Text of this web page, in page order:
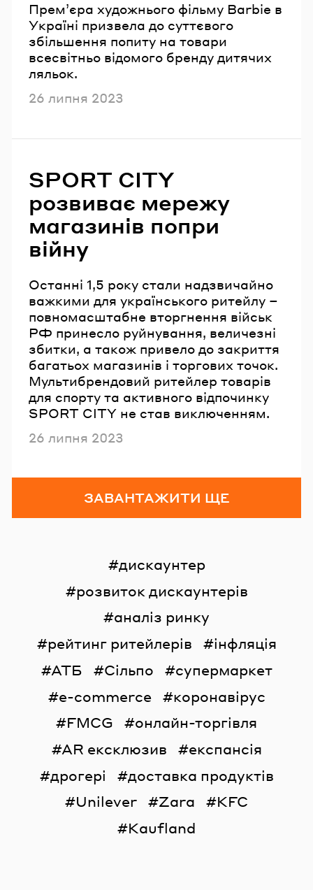
Прем’єра художнього фільму Barbie в
Україні призвела до суттєвого
збільшення попиту на товари
всесвітньо відомого бренду дитячих
ляльок.
Опубліковано
26 липня 2023
SPORT CITY
розвиває мережу
магазинів попри
війну
Останні 1,5 року стали надзвичайно
важкими для українського ритейлу –
повномасштабне вторгнення військ
РФ принесло руйнування, величезні
збитки, а також привело до закриття
багатьох магазинів і торгових точок.
Мультибрендовий ритейлер товарів
для спорту та активного відпочинку
SPORT CITY не став виключенням.
Опубліковано
26 липня 2023
ЗАВАНТАЖИТИ ЩЕ
дискаунтер
розвиток дискаунтерів
аналіз ринку
рейтинг ритейлерів
інфляція
АТБ
Сільпо
супермаркет
e-commerce
коронавірус
FMCG
онлайн-торгівля
AR ексклюзив
експансія
дрогері
доставка продуктів
Unilever
Zara
KFC
Kaufland